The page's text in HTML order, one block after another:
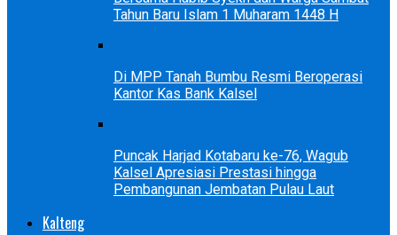
Tahun Baru Islam 1 Muharam 1448 H
Di MPP Tanah Bumbu Resmi Beroperasi
Kantor Kas Bank Kalsel
Puncak Harjad Kotabaru ke-76, Wagub
Kalsel Apresiasi Prestasi hingga
Pembangunan Jembatan Pulau Laut
Kalteng